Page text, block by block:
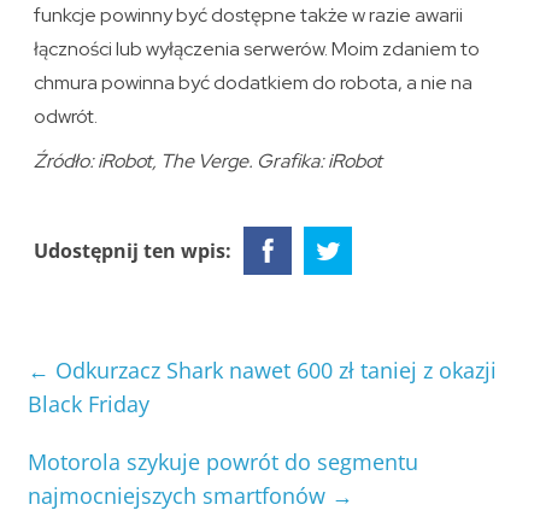
funkcje powinny być dostępne także w razie awarii
łączności lub wyłączenia serwerów. Moim zdaniem to
chmura powinna być dodatkiem do robota, a nie na
odwrót.
Źródło: iRobot, The Verge. Grafika: iRobot
Udostępnij ten wpis:
← Odkurzacz Shark nawet 600 zł taniej z okazji
Black Friday
Motorola szykuje powrót do segmentu
najmocniejszych smartfonów →